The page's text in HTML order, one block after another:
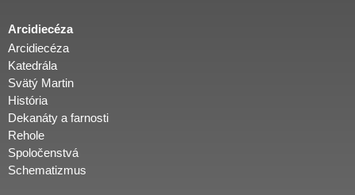
c
é
z
a
Arcidiecéza
Arcidiecéza
Katedrála
Svätý Martin
História
Dekanáty a farnosti
Rehole
Spoločenstvá
Schematizmus